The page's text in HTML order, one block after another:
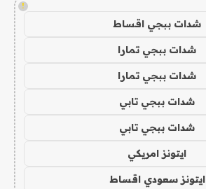
!
شدات ببجي اقساط
شدات ببجي تمارا
شدات ببجي تمارا
شدات ببجي تابي
شدات ببجي تابي
ايتونز امريكي
ايتونز سعودي اقساط